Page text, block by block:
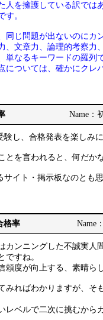
人を擁護している訳では
す。
同じ問題が出ないのにカ
、文章力、論理的考察力
単なるキーワードの羅列
については、確かにクレ
Name：
験し、合格発表を楽しみ
とを言われると、何だか
サイト・掲示板なのとも
格率 Name
カンニングした不誠実人
ですね。
頼度が向上する、素晴ら
みればわかりますが、そ
レベルで二次に挑むから